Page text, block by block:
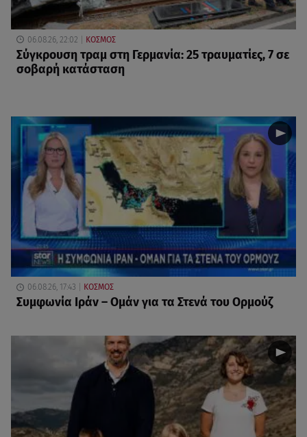
06.08.26, 22:02 ΚΟΣΜΟΣ
Σύγκρουση τραμ στη Γερμανία: 25 τραυματίες, 7 σε
σοβαρή κατάσταση
06.08.26, 17:43 ΚΟΣΜΟΣ
Συμφωνία Ιράν – Ομάν για τα Στενά του Ορμούζ